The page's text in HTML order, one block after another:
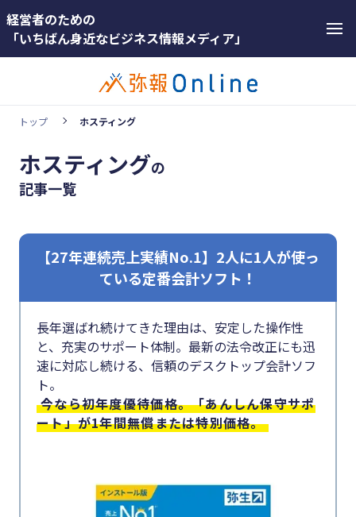
経営者のための
「いちばん身近なビジネス情報メディア」
ホットワード
#インボイス
#インボイス制度
#電子帳簿保存法
#資金調達
#DX
#生産性向上
#採用
ホットワー
#インボ
イス制度
#電子帳
簿保存法
#資金調
トップ ホスティング
ホスティングの
記事一覧
【27年連続売上実績No.1】2人に1人が使っ
ている定番会計ソフト！
長年選ばれ続けてきた理由は、安定した操作性
と、充実のサポート体制。最新の法令改正にも迅
速に対応し続ける、信頼のデスクトップ会計ソフ
ト。
今なら初年度優待価格。「あんしん保守サポ
ート」が1年間無償または特別価格。